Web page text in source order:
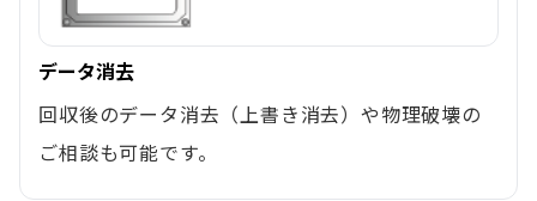
データ消去
回収後のデータ消去（上書き消去）や物理破壊の
ご相談も可能です。